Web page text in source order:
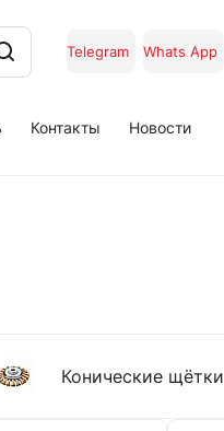
Telegram Whats App
Контакты Новости
Конические щётки